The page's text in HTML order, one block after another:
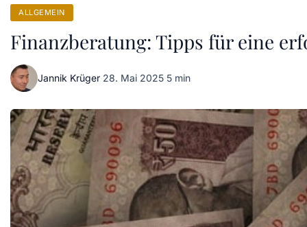
ALLGEMEIN
Finanzberatung: Tipps für eine
Jannik Krüger·28. Mai 2025·5 min